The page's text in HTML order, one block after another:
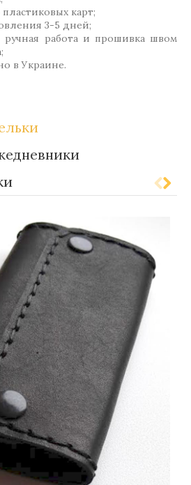
карт;
3-5 дней;
ручная работа и прошивка швом
в Украине.